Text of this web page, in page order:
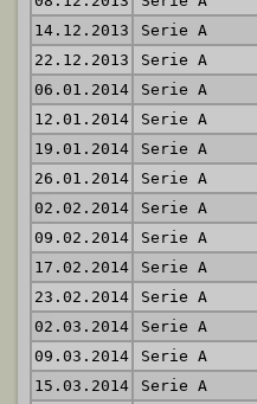
14.12.2013
Serie A
22.12.2013
Serie A
06.01.2014
Serie A
12.01.2014
Serie A
19.01.2014
Serie A
26.01.2014
Serie A
02.02.2014
Serie A
09.02.2014
Serie A
17.02.2014
Serie A
23.02.2014
Serie A
02.03.2014
Serie A
09.03.2014
Serie A
15.03.2014
Serie A